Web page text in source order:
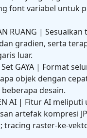
font variabel untuk
RUANG |
gradien, serta
luar.
Set GAYA | Format
objek dengan
desain.
AI | Fitur AI
artefak kompresi
tracing raster-ke-